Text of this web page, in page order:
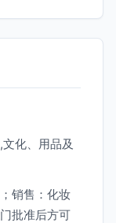
化、用品及
销售：化妆
批准后方可